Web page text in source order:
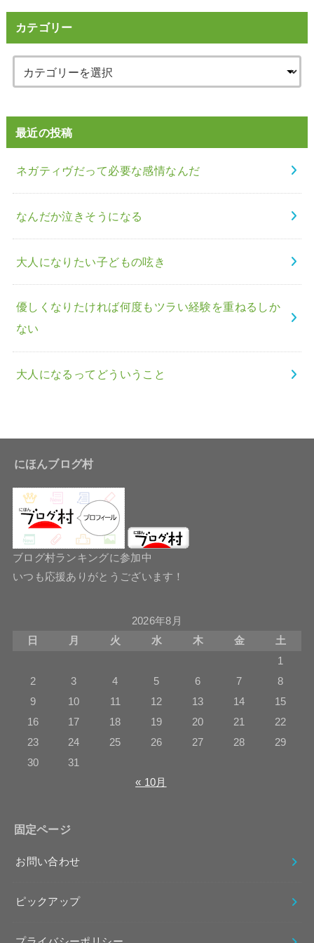
カテゴリー
最近の投稿
ネガティヴだって必要な感情なんだ
なんだか泣きそうになる
大人になりたい子どもの呟き
優しくなりたければ何度もツラい経験を重ねるしか
ない
大人になるってどういうこと
にほんブログ村
ブログ村ランキングに参加中
いつも応援ありがとうございます！
2026年8月
日
月 火 水 木 金
土
1
2
3 4 5 6 7
8
9
10 11 12 13 14
15
16
17 18 19 20 21
22
23
24 25 26 27 28
29
30
31
« 10月
固定ページ
お問い合わせ
ピックアップ